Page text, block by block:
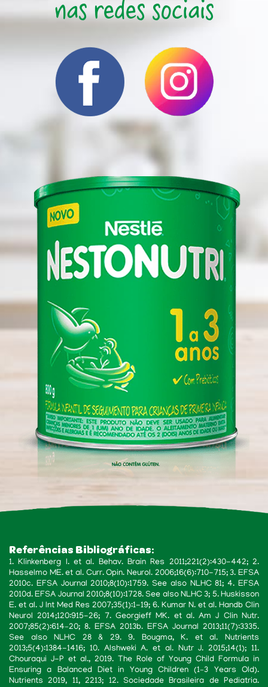
nas redes sociais
Referências Bibliográficas:
1. Klinkenberg I. et al. Behav. Brain Res 2011;221(2):430-442; 2.
Hasselmo ME. et al. Curr. Opin. Neurol. 2006;16(6):710-715; 3. EFSA
2010c. EFSA Journal 2010;8(10):1759. See also NLHC 81; 4. EFSA
2010d. EFSA Journal 2010;8(10):1728. See also NLHC 3; 5. Huskisson
E. et al. J Int Med Res 2007;35(1):1-19; 6. Kumar N. et al. Handb Clin
Neurol 2014;120:915-26; 7. Georgieff MK. et al. Am J Clin Nutr.
2007;85(2):614–20; 8. EFSA 2013b. EFSA Journal 2013;11(7):3335.
See also NLHC 28 & 29. 9. Bougma, K. et al. Nutrients
2013;5(4):1384-1416; 10. Alshweki A. et al. Nutr J. 2015;14(1); 11.
Chouraqui J-P et al., 2019. The Role of Young Child Formula in
Ensuring a Balanced Diet in Young Children (1–3 Years Old).
Nutrients 2019, 11, 2213; 12. Sociedade Brasileira de Pediatria.